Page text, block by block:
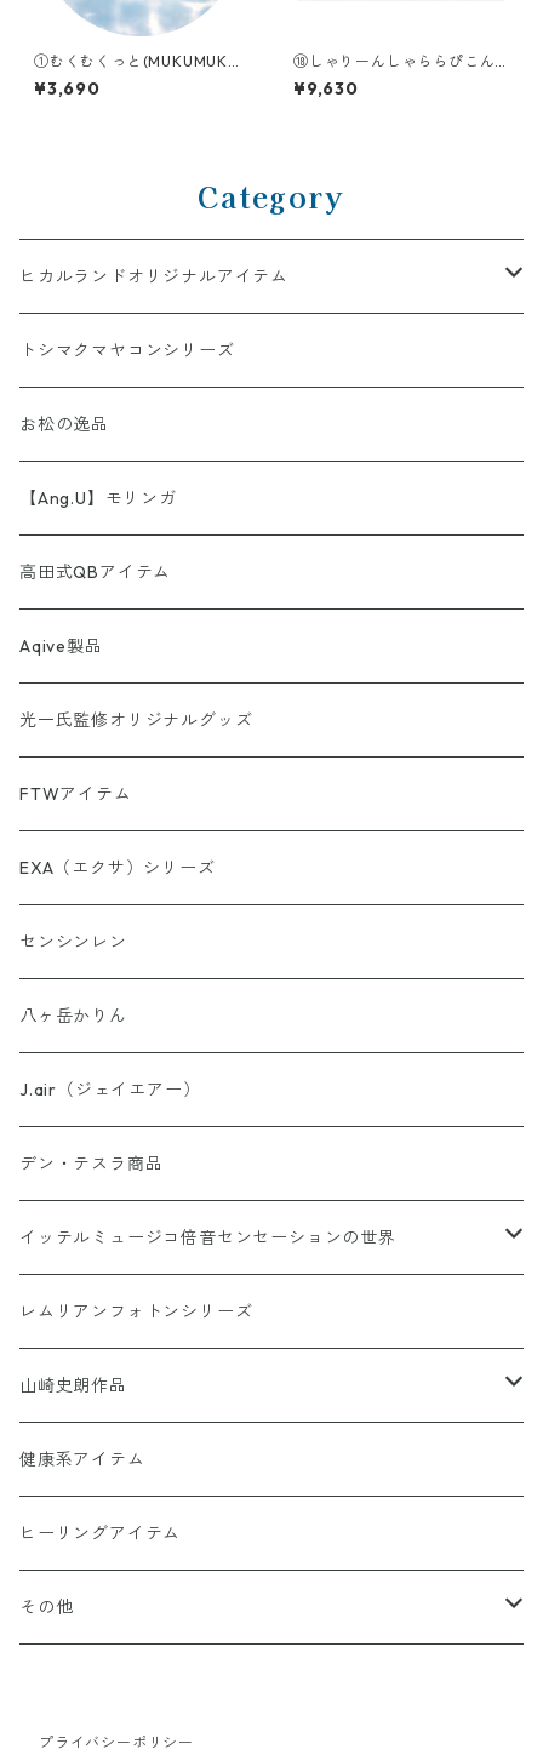
①むくむくっと(MUKUMUKUT
TO)
¥3,690
⑱しゃりーんしゃららぴこん
ぴとっととと（SHARIINSHAR
ARAPIKONPITOTTOTOTO）
¥9,630
Category
ヒカルランドオリジナルアイテム
AINORI（愛意乗り）シリーズ
【第1弾】AINORI（愛意乗り）カード
【第2弾】AINORI（愛意乗り）カード（ほか）
AINORinQ（あいのりんく）
お守り数列・強化版 全33種
書籍カードシリーズ
Soul Reclaim（ソウルレクイエム）シリーズ
その他のカード
ストール
波動シール＆カード
非常食セット
スピーカー
トシマクマヤコンシリーズ
お松の逸品
【Ang.U】モリンガ
高田式QBアイテム
Aqive製品
光一氏監修オリジナルグッズ
FTWアイテム
EXA（エクサ）シリーズ
センシンレン
八ヶ岳かりん
J.air（ジェイエアー）
デン・テスラ商品
イッテルミュージコ倍音センセーションの世界
1368イッテルミュージコCD
Hi-Ringo 孤独のライブCD1368
ヒーリンゴの仲間たちCD1368
Hi-Ringo Yah！ selection CD
レムリアンフォトンシリーズ
山崎史朗作品
幻妙鏡(万華鏡)
オーナメント（収納・飾り台)
水眠亭クラフト（その他作品）
健康系アイテム
ヒーリングアイテム
その他
プライバシーポリシー